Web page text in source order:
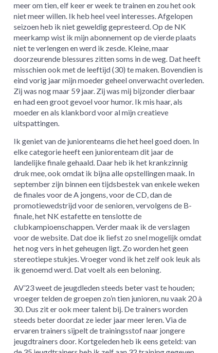
meer om tien, elf keer er week te trainen en zou het ook
niet meer willen. Ik heb heel veel interesses. Afgelopen
seizoen heb ik niet geweldig gepresteerd. Op de NK
meerkamp wist ik mijn abonnement op de vierde plaats
niet te verlengen en werd ik zesde. Kleine, maar
doorzeurende blessures zitten soms in de weg. Dat heeft
misschien ook met de leeftijd (30) te maken. Bovendien is
eind vorig jaar mijn moeder geheel onverwacht overleden.
Zij was nog maar 59 jaar. Zij was mij bijzonder dierbaar
en had een groot gevoel voor humor. Ik mis haar, als
moeder en als klankbord voor al mijn creatieve
uitspattingen.
Ik geniet van de juniorenteams die het heel goed doen. In
elke categorie heeft een juniorenteam dit jaar de
landelijke finale gehaald. Daar heb ik het krankzinnig
druk mee, ook omdat ik bijna alle opstellingen maak. In
september zijn binnen een tijdsbestek van enkele weken
de finales voor de A jongens, voor de CD, dan de
promotiewedstrijd voor de senioren, vervolgens de B-
finale, het NK estafette en tenslotte de
clubkampioenschappen. Verder maak ik de verslagen
voor de website. Dat doe ik liefst zo snel mogelijk omdat
het nog vers in het geheugen ligt. Zo worden het geen
stereotiepe stukjes. Vroeger vond ik het zelf ook leuk als
ik genoemd werd. Dat voelt als een beloning.
AV’23 weet de jeugdleden steeds beter vast te houden;
vroeger telden de groepen zo’n tien junioren, nu vaak 20 à
30. Dus zit er ook meer talent bij. De trainers worden
steeds beter doordat ze ieder jaar meer leren. Via de
ervaren trainers sijpelt de trainingsstof naar jongere
jeugdtrainers door. Kortgeleden heb ik eens geteld: van